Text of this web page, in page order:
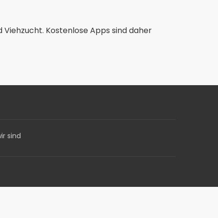
Kostenlose Apps sind daher
sind